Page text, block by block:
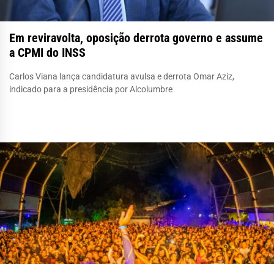
Em reviravolta, oposição derrota governo e assume
a CPMI do INSS
Carlos Viana lança candidatura avulsa e derrota Omar Aziz,
indicado para a presidência por Alcolumbre